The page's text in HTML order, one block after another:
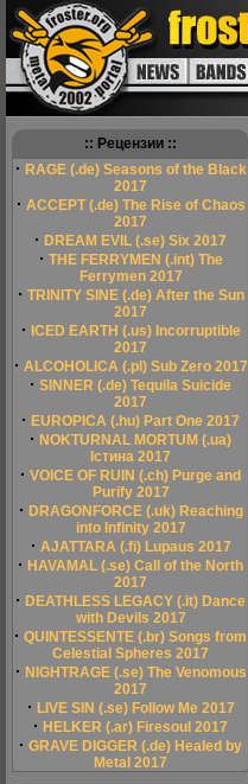
:: Рецензии ::
· RAGE (.de) Seasons of the Black
2017
· ACCEPT (.de) The Rise of Chaos
2017
· DREAM EVIL (.se) Six 2017
· THE FERRYMEN (.int) The
Ferrymen 2017
· TRINITY SINE (.de) After the Sun
2017
· ICED EARTH (.us) Incorruptible
2017
· ALCOHOLICA (.pl) Sub Zero 2017
· SINNER (.de) Tequila Suicide
2017
· EUROPICA (.hu) Part One 2017
· NOKTURNAL MORTUM (.ua)
Істина 2017
· VOICE OF RUIN (.ch) Purge and
Purify 2017
· DRAGONFORCE (.uk) Reaching
into Infinity 2017
· AJATTARA (.fi) Lupaus 2017
· HAVAMAL (.se) Call of the North
2017
· DEATHLESS LEGACY (.it) Dance
with Devils 2017
· QUINTESSENTE (.br) Songs from
Celestial Spheres 2017
· NIGHTRAGE (.se) The Venomous
2017
· LIVE SIN (.se) Follow Me 2017
· HELKER (.ar) Firesoul 2017
· GRAVE DIGGER (.de) Healed by
Metal 2017